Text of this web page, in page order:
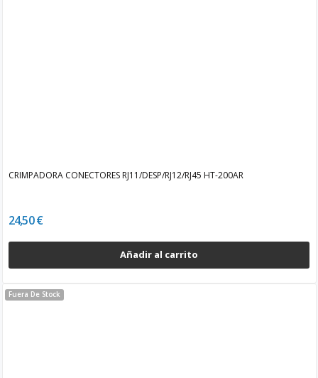
CRIMPADORA CONECTORES RJ11/DESP/RJ12/RJ45 HT-200AR
24,50 €
Añadir al carrito
Fuera De Stock